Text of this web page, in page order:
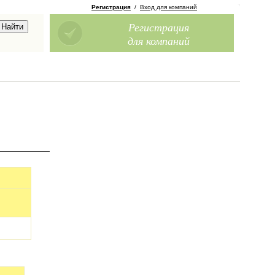
Регистрация / Вход для компаний
Регистрация
для компаний